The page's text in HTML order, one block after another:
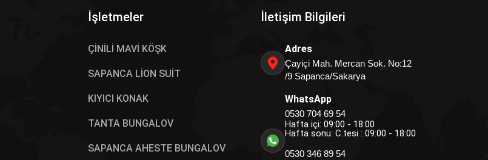
İşletmeler
ÇİNİLİ MAVİ KÖŞK
SAPANCA LİON SUİT
KIYICI KONAK
TANTA BUNGALOV
SAPANCA AHESTE BUNGALOV
İletişim Bilgileri
Adres
Çayiçi Mah. Mercan Sok. No:12
/9 Sapanca/Sakarya
WhatsApp
0530 704 69 54
Hafta içi: 09:00 - 18:00
Hafta sonu: C.tesi : 09:00 - 18:00
0530 346 89 54